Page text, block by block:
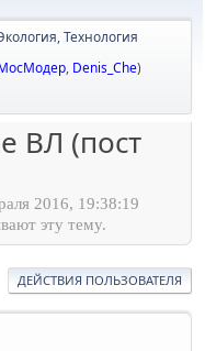
Технология
, Denis_Che)
ВЛ (пост
2016, 19:38:19
эту тему.
ДЕЙСТВИЯ ПОЛЬЗОВАТЕЛЯ